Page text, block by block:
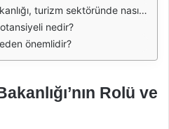
sektöründe nasıl bir destek sağlamaktadır?
nedir?
önemlidir?
Rolü ve